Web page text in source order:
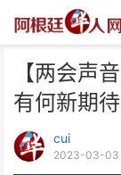
【两会声
有何新期待
cui
2023-03-03